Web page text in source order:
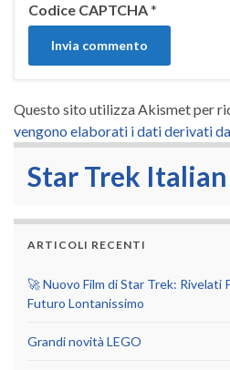
Codice CAPTCHA*
Questo sito utilizza Akismet per
vengono elaborati i dati derivati
Star Trek
ARTICOLI RECENTI
🚀 Nuovo Film di Star Trek: Rivelati
Futuro Lontanissimo
Grandi novità LEGO